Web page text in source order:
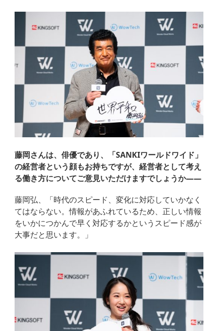
藤岡さんは、俳優であり、「SANKIワールドワイド」
の経営者という顔もお持ちですが、経営者として考え
る働き方についてご意見いただけますでしょうか——
藤岡弘、「時代のスピード、変化に対応していかなく
てはならない。情報があふれているため、正しい情報
をいかにつかんで早く対応するかというスピード感が
大事だと思います。」